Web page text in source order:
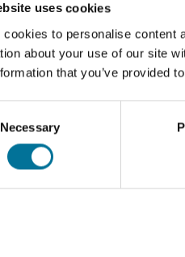
uses cookies
cookies to personalise content
about your use of our site
that you’ve provided
Necessary
die Meiose- Prozesse,
und Telophase mit